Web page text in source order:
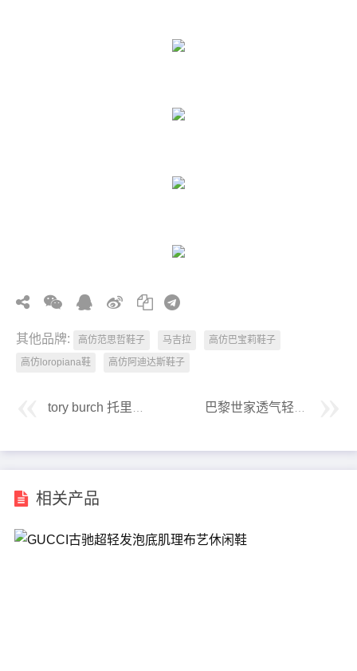
其他品牌: 高仿范思哲鞋子 马吉拉
高仿巴宝莉鞋子
高仿loropiana鞋
高仿阿迪达斯鞋子
相关产品